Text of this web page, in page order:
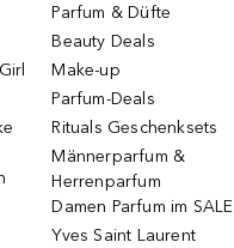
Parfum & Düfte
Beauty Deals
Make-up
Parfum-Deals
Rituals Geschenksets
Männerparfum &
Herrenparfum
Damen Parfum im SALE
Yves Saint Laurent